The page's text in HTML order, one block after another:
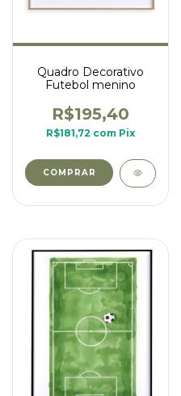
Quadro Decorativo
Futebol menino
R$195,40
R$181,72 com Pix
COMPRAR